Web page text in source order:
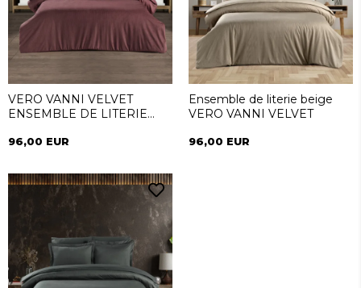
VERO VANNI VELVET
ENSEMBLE DE LITERIE
96,00 EUR
Ensemble de literie beige
VERO VANNI VELVET
96,00 EUR